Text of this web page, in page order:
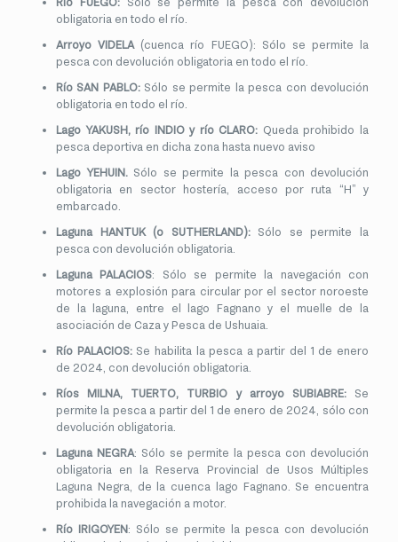
obligatoria en todo el río.
Arroyo VIDELA(cuenca río FUEGO): Sólo se permite la
pesca con devolución obligatoria en todo el río.
Río SAN PABLO:Sólo se permite la pesca con devolución
obligatoria en todo el río.
Lago YAKUSH, río INDIO y río CLARO: Queda prohibido la
pesca deportiva en dicha zona hasta nuevo aviso
Lago YEHUIN.Sólo se permite la pesca con devolución
obligatoria en sector hostería, acceso por ruta “H” y
embarcado.
Laguna HANTUK (o SUTHERLAND):Sólo se permite la
pesca con devolución obligatoria.
Laguna PALACIOS: Sólo se permite la navegación con
motores a explosión para circular por el sector noroeste
de la laguna, entre el lago Fagnano y el muelle de la
asociación de Caza y Pesca de Ushuaia.
Río PALACIOS:Se habilita la pesca a partir del 1 de enero
de 2024, con devolución obligatoria.
Ríos MILNA, TUERTO, TURBIO y arroyo SUBIABRE:Se
permite la pesca a partir del 1 de enero de 2024, sólo con
devolución obligatoria.
Laguna NEGRA: Sólo se permite la pesca con devolución
obligatoria en la Reserva Provincial de Usos Múltiples
Laguna Negra, de la cuenca lago Fagnano. Se encuentra
prohibida la navegación a motor.
Río IRIGOYEN: Sólo se permite la pesca con devolución